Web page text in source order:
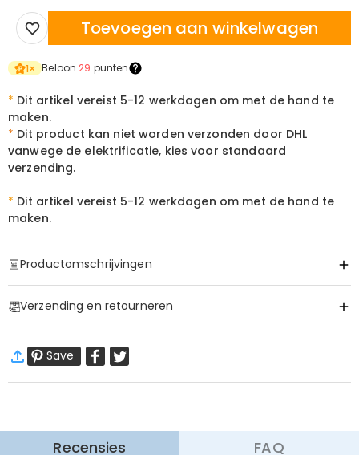
Toevoegen aan winkelwagen
1× Beloon 29 punten
* Dit artikel vereist 5-12 werkdagen om met de hand te
maken.
* Dit product kan niet worden verzonden door DHL
vanwege de elektrificatie, kies voor standaard
verzending.
* Dit artikel vereist 5-12 werkdagen om met de hand te
maken.
Productomschrijvingen
Verlicht de Vangst van een Leven
Trofeeën horen aan de muur, maar de meest kostbare vangsten van
een vader verdienen om in het licht gehouden te worden. Geef de
man die het anker van je familie is een eerbetoon dat even blijvend
Een Levend Archief van Zijn Grootste Trots
Verzending en retourneren
Wij willen dat u zich comfortabel en zeker voelt tijdens het
Save
Recensies FAQ